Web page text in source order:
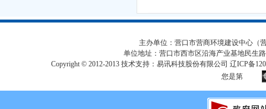
主办单位：营口市营商环境建设中心（
单位地址：营口市西市区沿海产业基地民生
Copyright © 2012-2013 技术支持：易讯科技股份有限公司 辽ICP备
您是第